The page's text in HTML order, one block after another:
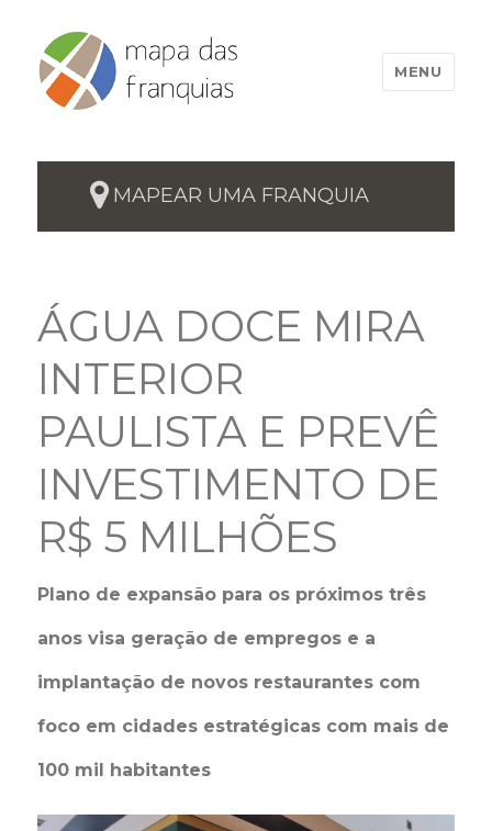
MENU
MAPEAR UMA FRANQUIA
ÁGUA DOCE MIRA
INTERIOR
PAULISTA E PREVÊ
INVESTIMENTO DE
R$ 5 MILHÕES
Plano de expansão para os próximos três
anos visa geração de empregos e a
implantação de novos restaurantes com
foco em cidades estratégicas com mais de
100 mil habitantes